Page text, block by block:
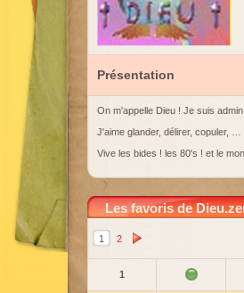
Présentation
On m'appelle Dieu ! Je suis
J'aime glander, délirer, copuler, …
Vive les bides ! les 80's ! et le
Les favoris de
1 2
1